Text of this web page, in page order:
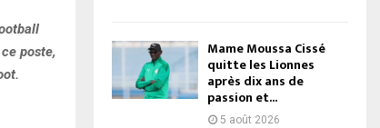
poste,
Mame Moussa Cissé
quitte les Lionnes
après dix ans de
passion et...
5 août 2026